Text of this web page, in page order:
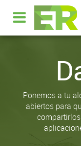
Ponemos a tu
abiertos para